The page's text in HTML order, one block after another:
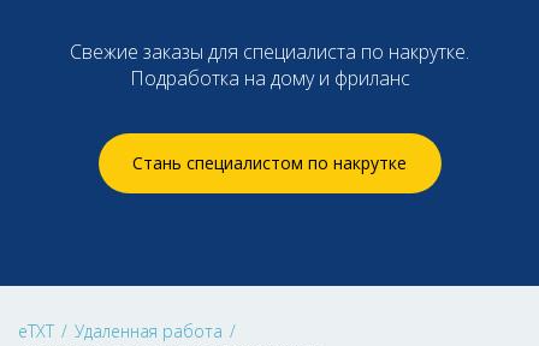
Свежие заказы для специалиста по накрутке.
Подработка на дому и фриланс
Стань специалистом по накрутке
eTXT / Удаленная работа /